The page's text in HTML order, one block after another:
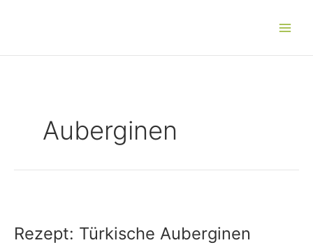
Auberginen
Rezept: Türkische Auberginen
Auberginen